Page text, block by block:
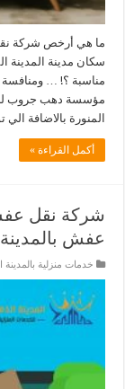
ما هي أرخص شركة
سكان مدينة
مناسبة ؟! … ومنافسة
مؤسسة دهب جروب
المنورة بالاضافة الي
أكمل القراءة »
شركة نقل
عفش بالمدينة
خدمات منزلية بالمدينة